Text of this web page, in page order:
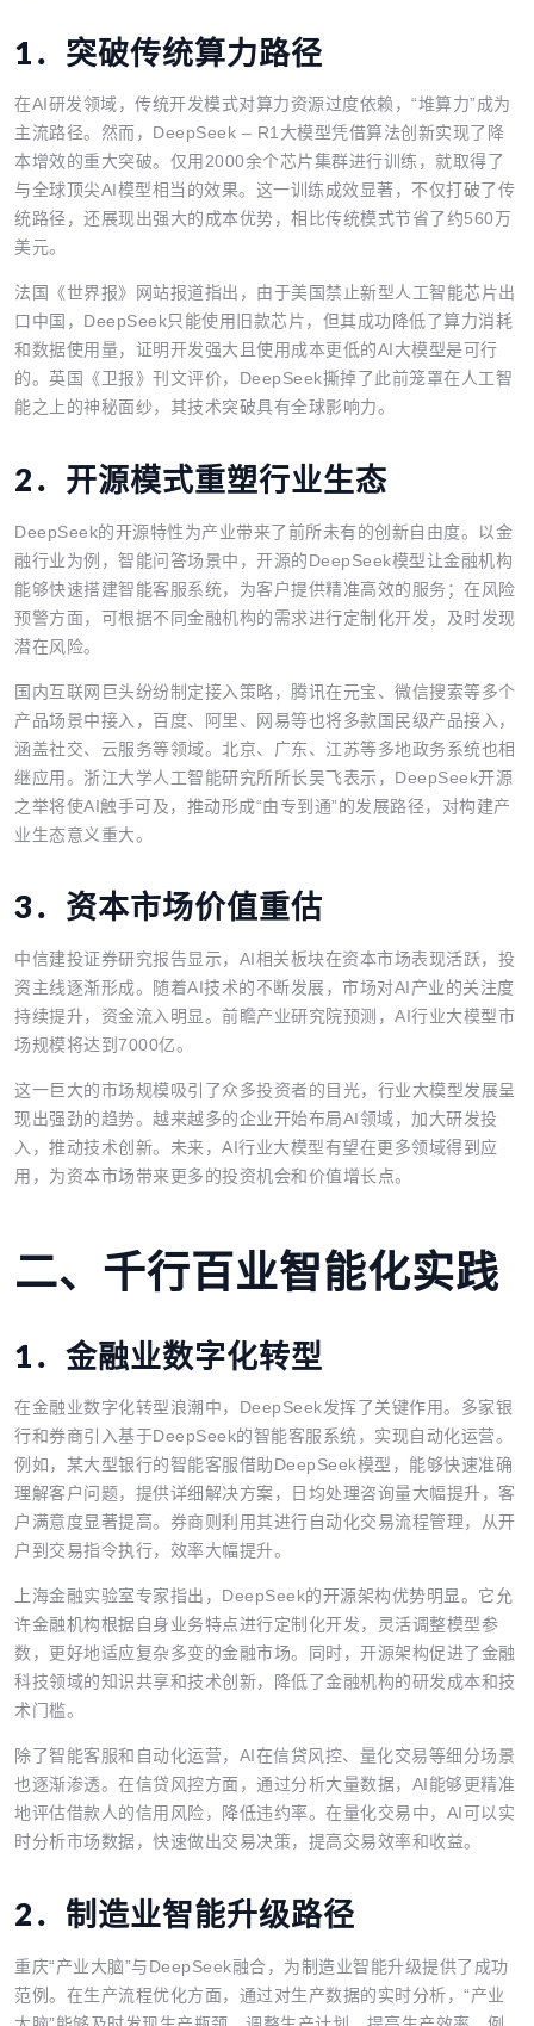
1． 突破传统算力路径
在AI研发领域，传统开发模式对算力资源过度依赖，“堆算力”成为
主流路径。然而，DeepSeek – R1大模型凭借算法创新实现了降
本增效的重大突破。仅用2000余个芯片集群进行训练，就取得了
与全球顶尖AI模型相当的效果。这一训练成效显著，不仅打破了传
统路径，还展现出强大的成本优势，相比传统模式节省了约560万
美元。
法国《世界报》网站报道指出，由于美国禁止新型人工智能芯片出
口中国，DeepSeek只能使用旧款芯片，但其成功降低了算力消耗
和数据使用量，证明开发强大且使用成本更低的AI大模型是可行
的。英国《卫报》刊文评价，DeepSeek撕掉了此前笼罩在人工智
能之上的神秘面纱，其技术突破具有全球影响力。
2． 开源模式重塑行业生态
DeepSeek的开源特性为产业带来了前所未有的创新自由度。以金
融行业为例，智能问答场景中，开源的DeepSeek模型让金融机构
能够快速搭建智能客服系统，为客户提供精准高效的服务；在风险
预警方面，可根据不同金融机构的需求进行定制化开发，及时发现
潜在风险。
国内互联网巨头纷纷制定接入策略，腾讯在元宝、微信搜索等多个
产品场景中接入，百度、阿里、网易等也将多款国民级产品接入，
涵盖社交、云服务等领域。北京、广东、江苏等多地政务系统也相
继应用。浙江大学人工智能研究所所长吴飞表示，DeepSeek开源
之举将使AI触手可及，推动形成“由专到通”的发展路径，对构建产
业生态意义重大。
3． 资本市场价值重估
中信建投证券研究报告显示，AI相关板块在资本市场表现活跃，投
资主线逐渐形成。随着AI技术的不断发展，市场对AI产业的关注度
持续提升，资金流入明显。前瞻产业研究院预测，AI行业大模型市
场规模将达到7000亿。
这一巨大的市场规模吸引了众多投资者的目光，行业大模型发展呈
现出强劲的趋势。越来越多的企业开始布局AI领域，加大研发投
入，推动技术创新。未来，AI行业大模型有望在更多领域得到应
用，为资本市场带来更多的投资机会和价值增长点。
二、 千行百业智能化实践
1． 金融业数字化转型
在金融业数字化转型浪潮中，DeepSeek发挥了关键作用。多家银
行和券商引入基于DeepSeek的智能客服系统，实现自动化运营。
例如，某大型银行的智能客服借助DeepSeek模型，能够快速准确
理解客户问题，提供详细解决方案，日均处理咨询量大幅提升，客
户满意度显著提高。券商则利用其进行自动化交易流程管理，从开
户到交易指令执行，效率大幅提升。
上海金融实验室专家指出，DeepSeek的开源架构优势明显。它允
许金融机构根据自身业务特点进行定制化开发，灵活调整模型参
数，更好地适应复杂多变的金融市场。同时，开源架构促进了金融
科技领域的知识共享和技术创新，降低了金融机构的研发成本和技
术门槛。
除了智能客服和自动化运营，AI在信贷风控、量化交易等细分场景
也逐渐渗透。在信贷风控方面，通过分析大量数据，AI能够更精准
地评估借款人的信用风险，降低违约率。在量化交易中，AI可以实
时分析市场数据，快速做出交易决策，提高交易效率和收益。
2． 制造业智能升级路径
重庆“产业大脑”与DeepSeek融合，为制造业智能升级提供了成功
范例。在生产流程优化方面，通过对生产数据的实时分析，“产业